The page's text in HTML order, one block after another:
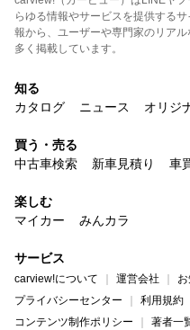
らゆる情報やサービスを提供する
報から、ユーザーや専門家のリア
多く掲載しています。
知る
カタログ
ニュース オリジ
買う・売る
中古車検索
新車見積り 車
楽しむ
マイカー
みんカラ
サービス
carview!について 運営会社
プライバシーセンター
利用規約
コンテンツ制作ポリシー
著者一